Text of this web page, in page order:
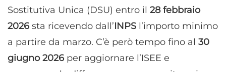
Sostitutiva Unica (DSU) entro il 28 febbraio
2026 sta ricevendo dall’INPS l’importo minimo
a partire da marzo. C’è però tempo fino al 30
giugno 2026 per aggiornare l’ISEE e